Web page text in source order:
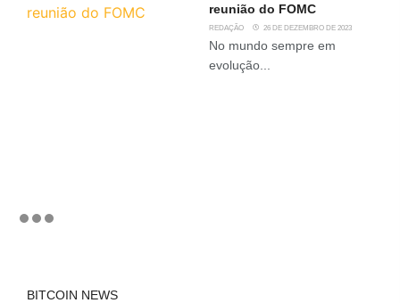
reunião do FOMC
REDAÇÃO 26 DE DEZEMBRO DE 2023
No mundo sempre em
evolução...
BITCOIN NEWS